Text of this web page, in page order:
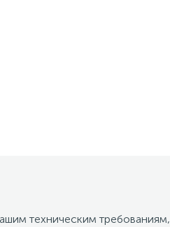
техническим требованиям,